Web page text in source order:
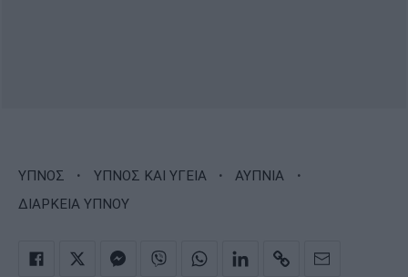
ΥΠΝΟΣ · ΥΠΝΟΣ ΚΑΙ ΥΓΕΙΑ · ΑΥΠΝΙΑ ·
ΔΙΑΡΚΕΙΑ ΥΠΝΟΥ